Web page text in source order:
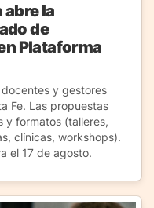
abre la
de
Plataforma
y gestores
Fe. Las propuestas
y formatos (talleres,
clínicas, workshops).
el 17 de agosto.